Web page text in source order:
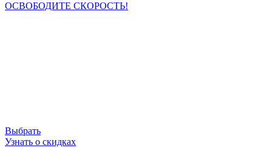
ОСВОБОДИТЕ СКОРОСТЬ!
Выбрать
Узнать о скидках